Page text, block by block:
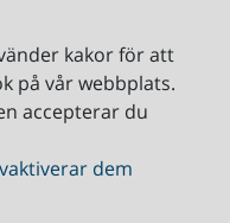
kakor för att
på vår webbplats.
accepterar du
dem